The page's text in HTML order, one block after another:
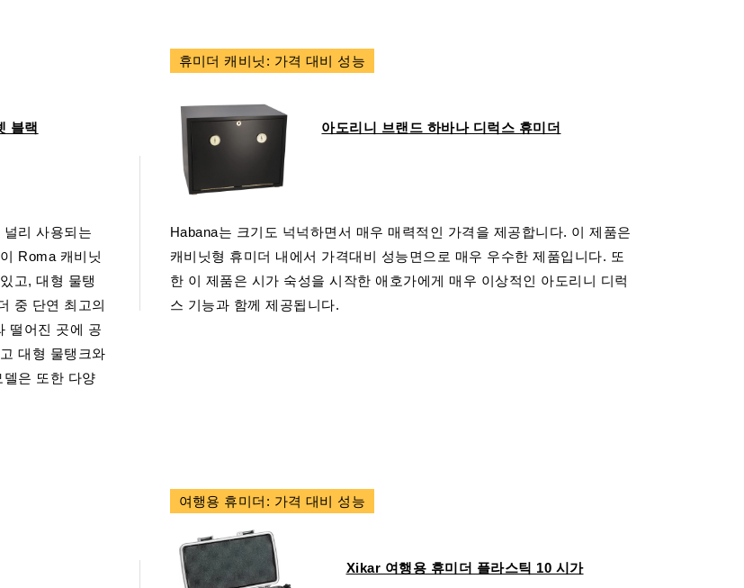
블랙
리 사용되는
Roma 캐비닛
고, 대형 물탱
중 단연 최고의
떨어진 곳에 공
대형 물탱크와
은 또한 다양
휴미더 캐비닛: 가격 대비 성능
아도리니 브랜드 하바나 디럭스 휴미더
Habana는 크기도 넉넉하면서 매우 매력적인 가격을 제공합니다. 이 제품은
캐비닛형 휴미더 내에서 가격대비 성능면으로 매우 우수한 제품입니다. 또
한 이 제품은 시가 숙성을 시작한 애호가에게 매우 이상적인 아도리니 디럭
스 기능과 함께 제공됩니다.
여행용 휴미더: 가격 대비 성능
Xikar 여행용 휴미더 플라스틱 10 시가